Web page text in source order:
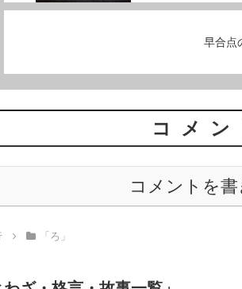
早合点
コメン
コメントを
「ろ」